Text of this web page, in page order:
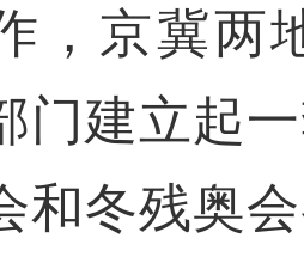
，京冀两
门建立起
和冬残奥